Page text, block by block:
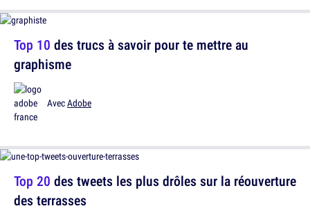
Top 20 des tweets les plus drôles sur la réouverture
des terrasses
Top 10 des trucs à savoir pour te mettre au
graphisme
AvecAdobe